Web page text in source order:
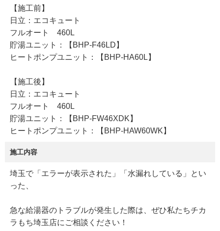
【施工前】
日立：エコキュート
フルオート 460L
貯湯ユニット：【BHP-F46LD】
ヒートポンプユニット：【BHP-HA60L】
【施工後】
日立：エコキュート
フルオート 460L
貯湯ユニット：【BHP-FW46XDK】
ヒートポンプユニット：【BHP-HAW60WK】
施工内容
埼玉で「エラーが表示された」「水漏れしている」とい
った、
急な給湯器のトラブルが発生した際は、ぜひ私たちチカ
ラもち埼玉店にご相談ください！